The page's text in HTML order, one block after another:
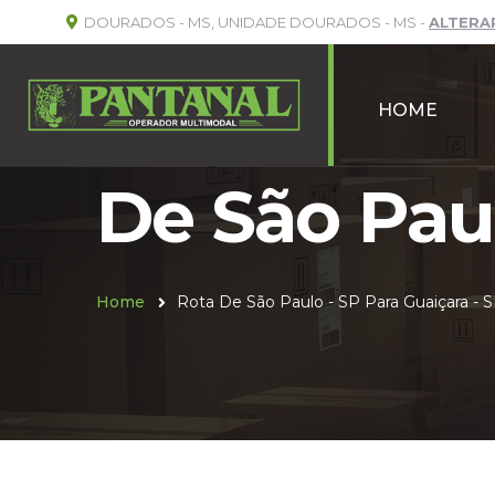
DOURADOS - MS, UNIDADE DOURADOS - MS -
HOME
De São
Home Rota De São Paulo - SP Para Guaiçara -